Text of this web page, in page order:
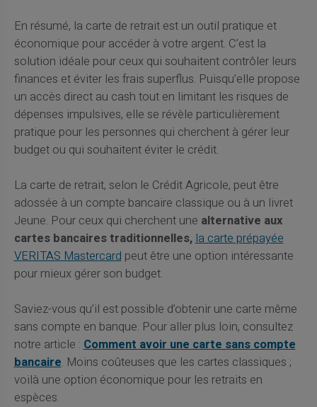
En résumé, la carte de retrait est un outil pratique et
économique pour accéder à votre argent. C’est la
solution idéale pour ceux qui souhaitent contrôler leurs
finances et éviter les frais superflus. Puisqu’elle propose
un accès direct au cash tout en limitant les risques de
dépenses impulsives, elle se révèle particulièrement
pratique pour les personnes qui cherchent à gérer leur
budget ou qui souhaitent éviter le crédit.
La carte de retrait, selon le Crédit Agricole, peut être
adossée à un compte bancaire classique ou à un livret
Jeune. Pour ceux qui cherchent une alternative aux
cartes bancaires traditionnelles, la carte prépayée
VERITAS Mastercard peut être une option intéressante
pour mieux gérer son budget.
Saviez-vous qu’il est possible d’obtenir une carte même
sans compte en banque. Pour aller plus loin, consultez
notre article : Comment avoir une carte sans compte
bancaire. Moins coûteuses que les cartes classiques ;
voilà une option économique pour les retraits en
espèces.